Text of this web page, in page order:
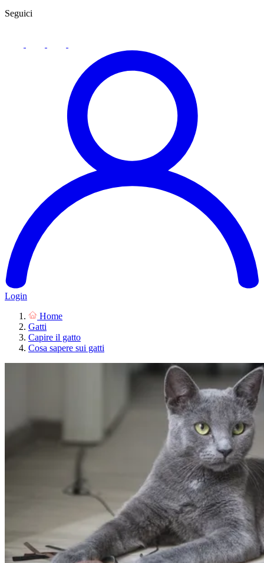
Seguici
Login
Home
Gatti
Capire il gatto
Cosa sapere sui gatti